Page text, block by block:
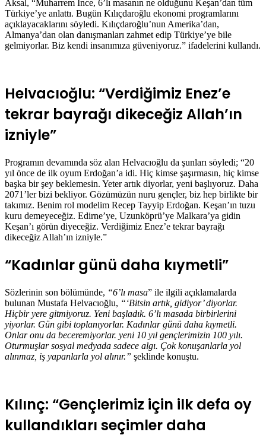
Aksal, “Muharrem İnce, 6’lı masanın ne olduğunu Keşan’dan tüm
Türkiye’ye anlattı. Bugün Kılıçdaroğlu ekonomi programlarını
açıklayacaklarını söyledi. Kılıçdaroğlu’nun Amerika’dan,
Almanya’dan olan danışmanları zahmet edip Türkiye’ye bile
gelmiyorlar. Biz kendi insanımıza güveniyoruz.” ​​​​​​​ifadelerini kullandı.
Helvacıoğlu: “Verdiğimiz Enez’e
tekrar bayrağı dikeceğiz Allah’ın
izniyle”
Programın devamında söz alan Helvacıoğlu da şunları söyledi; “20
yıl önce de ilk oyum Erdoğan’a idi. Hiç kimse şaşırmasın, hiç kimse
başka bir şey beklemesin. Yeter artık diyorlar, yeni başlıyoruz. Daha
2071’ler bizi bekliyor. Gözümüzün nuru gençler, biz hep birlikte bir
takımız. Benim rol modelim Recep Tayyip Erdoğan. Keşan’ın tuzu
kuru demeyeceğiz. Edirne’ye, Uzunköprü’ye Malkara’ya gidin
Keşan’ı görün diyeceğiz. Verdiğimiz Enez’e tekrar bayrağı
dikeceğiz Allah’ın izniyle.”
“Kadınlar günü daha kıymetli”
Sözlerinin son bölümünde, “6’lı masa” ile ilgili açıklamalarda
bulunan Mustafa Helvacıoğlu, “‘Bitsin artık, gidiyor’ diyorlar.
Hiçbir yere gitmiyoruz. Yeni başladık. 6’lı masada birbirlerini
yiyorlar. Gün gibi toplanıyorlar. Kadınlar günü daha kıymetli.
Onlar onu da beceremiyorlar. yeni 10 yıl gençlerimizin 100 yılı.
Oturmuşlar sosyal medyada sadece algı. Çok konuşanlarla yol
alınmaz, iş yapanlarla yol alınır.” şeklinde konuştu.
Kılınç: “Gençlerimiz için ilk defa oy
kullandıkları seçimler daha